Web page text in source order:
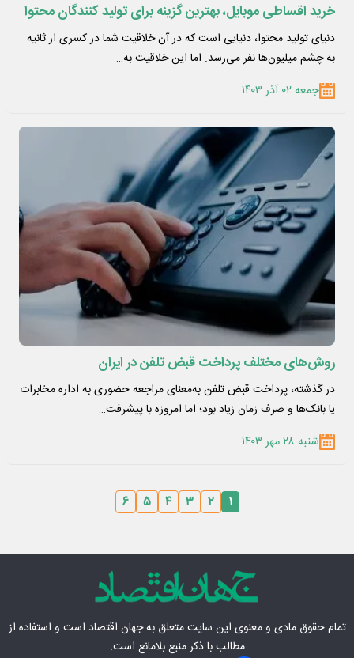
خرید اقساطی موبایل، بهترین گزینه برای تولید کنندگان محتوا
دنیای تولید محتوا، دنیایی است که در آن خلاقیت شما در کسری از ثانیه
به چشم میلیون‌ها نفر می‌رسد. اما این خلاقیت به…
جمعه ۰۲ آذر ۱۴۰۳
روش‌های مختلف پرداخت قبض تلفن در ایران
در گذشته، پرداخت قبض تلفن به‌معنای مراجعه حضوری به اداره مخابرات
یا بانک‌ها و صرف زمان زیاد بود؛ اما امروزه با پیشرفت…
شنبه ۲۸ مهر ۱۴۰۳
۱ ۲ ۳ ۴ ۵ ۶
تمام حقوق مادی‌ و معنوی این سایت متعلق بهجهان اقتصاد است و استفاده از
مطالب با ذکر منبع بلامانع است.